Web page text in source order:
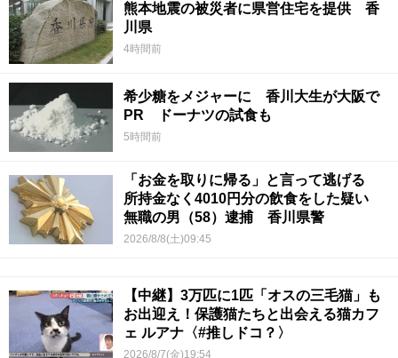
熊本地震の被災者に県営住宅を提供 香
川県
4時間前
希少糖をメジャーに 香川大生が大阪で
PR ドーナツの試食も
5時間前
「お金を取りに帰る」と言って逃げる
所持金なく4010円分の飲食をした疑い
無職の男（58）逮捕 香川県警
2026/8/8(土)09:45
【中継】3万匹に1匹「オスの三毛猫」も
お出迎え！保護猫たちと出会える猫カフ
ェ ルアナ〈#推しドコ？〉
2026/8/7(金)19:54